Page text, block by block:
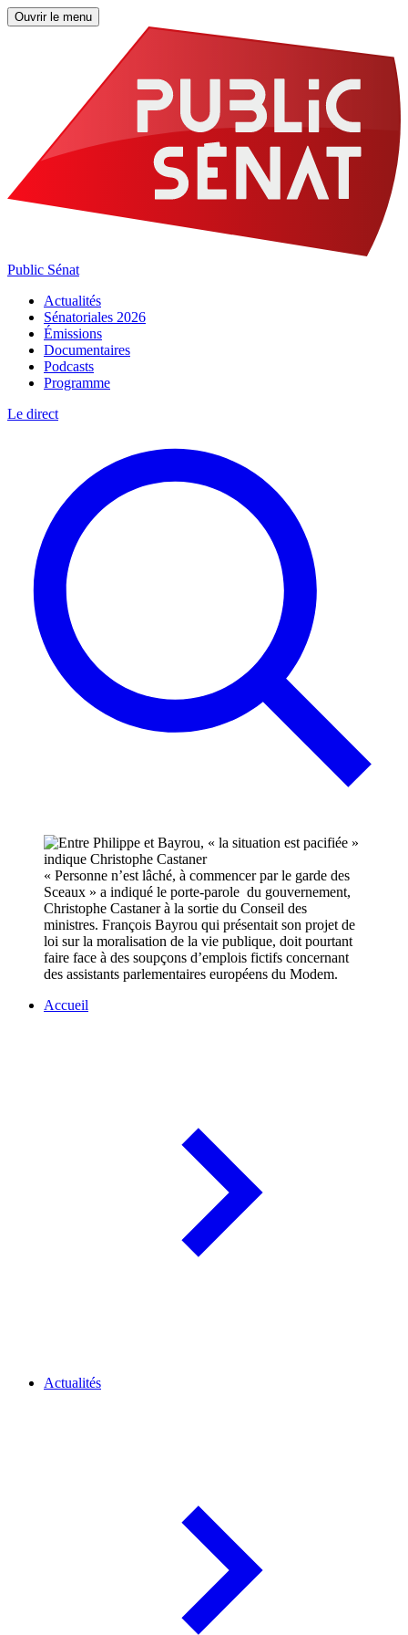
Ouvrir le menu
Public Sénat
Actualités
Sénatoriales 2026
Émissions
Documentaires
Podcasts
Programme
Le direct
« Personne n’est lâché, à commencer par le garde des
Sceaux » a indiqué le porte-parole du gouvernement,
Christophe Castaner à la sortie du Conseil des
ministres. François Bayrou qui présentait son projet de
loi sur la moralisation de la vie publique, doit pourtant
faire face à des soupçons d’emplois fictifs concernant
des assistants parlementaires européens du Modem.
Accueil
Actualités